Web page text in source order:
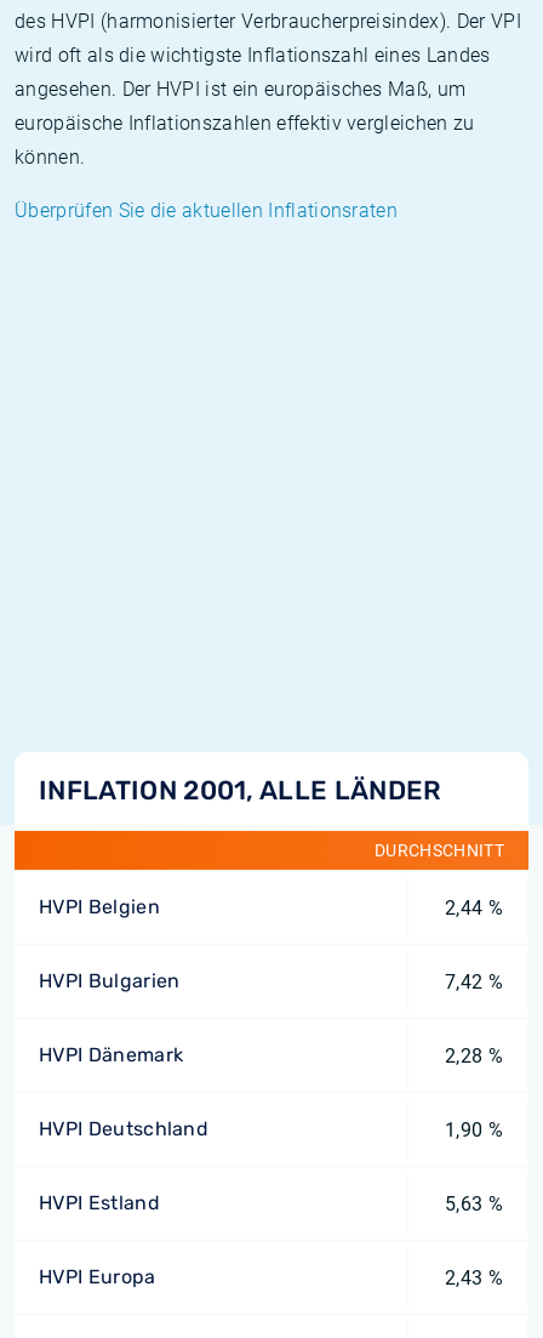
des HVPI (harmonisierter Verbraucherpreisindex). Der VPI
wird oft als die wichtigste Inflationszahl eines Landes
angesehen. Der HVPI ist ein europäisches Maß, um
europäische Inflationszahlen effektiv vergleichen zu
können.
Überprüfen Sie die aktuellen Inflationsraten
INFLATION 2001, ALLE LÄNDER
DURCHSCHNITT
HVPI Belgien 2,44 %
HVPI Bulgarien 7,42 %
HVPI Dänemark 2,28 %
HVPI Deutschland 1,90 %
HVPI Estland 5,63 %
HVPI Europa 2,43 %